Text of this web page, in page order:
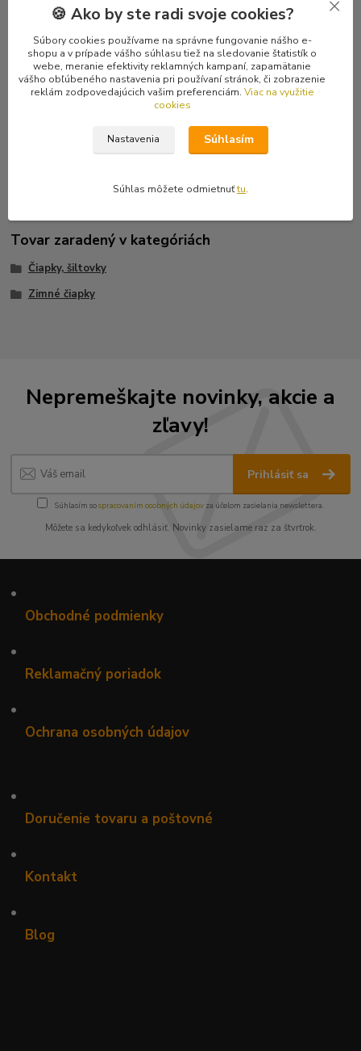
Kompletné špecifikácie
Zimná flysová, elastická čiapka (kulich). Univerzálna veľkosť pre
dospelých. Flysový materiál, gramáž 200g/m2.
Tovar zaradený v kategóriách
Čiapky, šiltovky
Zimné čiapky
Nepremeškajte novinky, akcie a
zľavy!
Prihlásiť sa
Súhlasím sospracovaním osobných údajov za účelom zasielania newslettera.
Môžete sa kedykoľvek odhlásiť. Novinky zasielame raz za štvrťrok.
•
Obchodné podmienky
•
Reklamačný poriadok
•
Ochrana osobných údajov
•
Doručenie tovaru a poštovné
•
Kontakt
•
Blog
🍪 Ako by ste radi svoje cookies?
Súbory cookies používame na správne fungovanie nášho e-
shopu a v prípade vášho súhlasu tiež na sledovanie štatistík o
webe, meranie efektivity reklamných kampaní, zapamätanie
vášho obľúbeného nastavenia pri používaní stránok, či zobrazenie
reklám zodpovedajúcich vašim preferenciám. Viac na využitie
cookies
Nastavenia Súhlasím
Súhlas môžete odmietnuťtu.